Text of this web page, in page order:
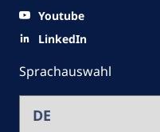
Youtube
LinkedIn
Sprachauswahl